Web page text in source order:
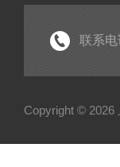
联系
Copyright ©